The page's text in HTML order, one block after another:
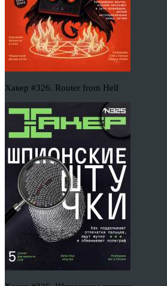
Хакер #326. Router from Hell